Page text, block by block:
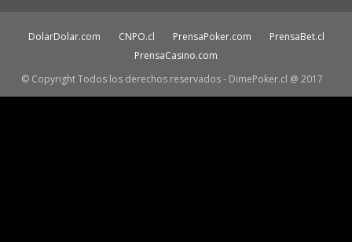
DolarDolar.com CNPO.cl PrensaPoker.com
PrensaBet.cl
PrensaCasino.com
© Copyright Todos los derechos reservados - DimePoker.cl @ 2017